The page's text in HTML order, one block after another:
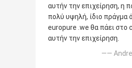
αυτήν την επιχείρηση, η
πολύ υψηλή, ίδιο πράγμα
europure .we θα πάει στο
αυτήν την επιχείρηση.
——